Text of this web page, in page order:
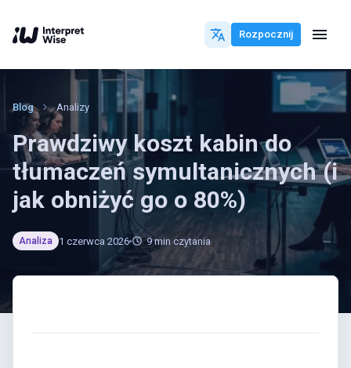
Rozpocznij
Blog Analizy
Prawdziwy koszt kabin do
tłumaczeń symultanicznych (i
jak obniżyć go o 80%)
Analiza 1 czerwca 2026 9 min czytania